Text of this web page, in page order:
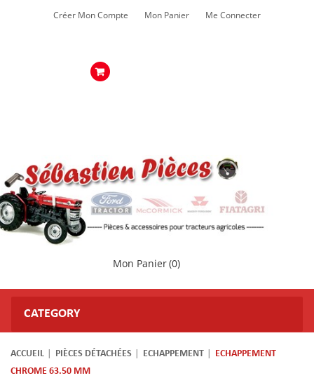
Créer Mon Compte Mon Panier Me Connecter
Mon Panier(0)
CATEGORY
ACCUEIL PIÈCES DÉTACHÉES ECHAPPEMENT
ECHAPPEMENT
CHROME 63.50 MM